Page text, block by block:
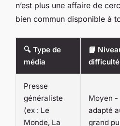
n’est plus une affaire de
bien commun disponible à
🔍 Type de
média
📘
difficulté
Presse
généraliste
(ex : Le
Monde, La
Moyen -
adapté
grand